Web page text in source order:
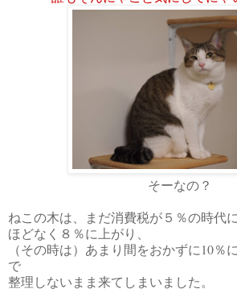
そーなの？
ねこの木は、まだ消費税が５％の時代に
ほどなく８％に上がり、
（その時は）あまり間をおかずに10％
で
整理しないまま来てしまいました。